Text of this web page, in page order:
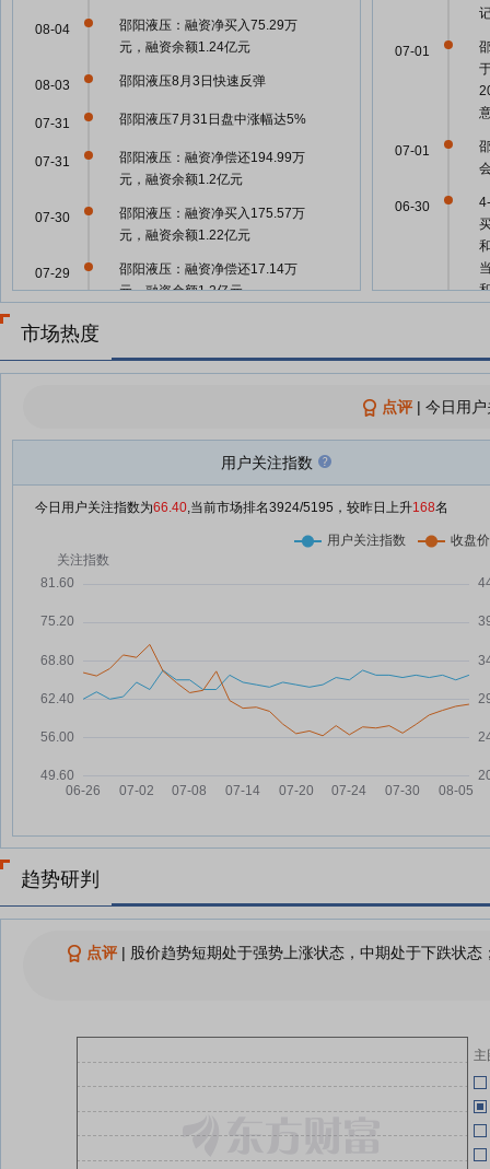
邵阳液压：融资净买入75.29万
元，融资余额1.24亿元
08-04
邵阳液压8月3日快速反弹
08-03
邵阳液压7月31日盘中涨幅达5%
07-31
邵阳液压：融资净偿还194.99万
元，融资余额1.2亿元
07-31
邵阳液压：融资净买入175.57万
元，融资余额1.22亿元
07-30
邵阳液压：融资净偿还17.14万
元，融资余额1.2亿元
07-29
07-28
邵阳液压：关于回购注销部分第一
类限制性股票完成的公告
07-23
元，融资余额1.2亿元
07-22
邵阳液压7月21日加速下跌
邵阳液压：融资净偿还326.86万
07-20
邵阳液压：融资净偿还23.61万
07-01
07-01
06-30
06-30
06-29
06-29
06-29
市场热度
点评| 今日用
用户关注指数
今日用户关注指数为66.40,当前市场排名3924/5195，较昨日上升168名
趋势研判
点评| 股价趋势短期处于强势上涨状态，中期处于下跌状
主